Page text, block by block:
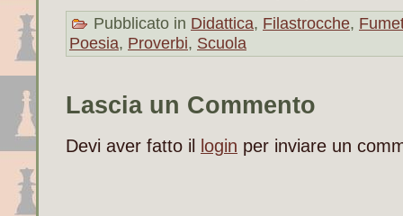
Pubblicato in Didattica, Filastrocche,
Poesia, Proverbi, Scuola
Lascia un Commento
Devi aver fatto il login per inviare un